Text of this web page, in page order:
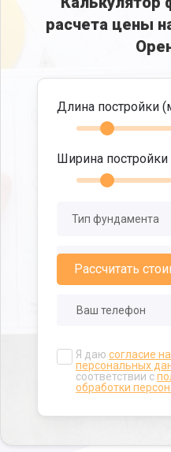
расчета цены
Длина постройки
Ширина
Я даю согласие
персональных
соответствии с
обработки
Рассчитать